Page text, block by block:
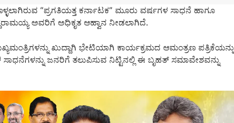
“ಪ್ರಗತಿಯತ್ತ ಕರ್ನಾಟಕ” ಮೂರು ವರ್ಷಗಳ ಸಾಧನೆ ಹಾಗೂ
ಅವರಿಗೆ ಅಧಿಕೃತ ಆಹ್ವಾನ ನೀಡಲಾಗಿದೆ.
ಖುದ್ದಾಗಿ ಭೇಟಿಯಾಗಿ ಕಾರ್ಯಕ್ರಮದ ಆಮಂತ್ರಣ ಪತ್ರಿಕೆಯನ್ನು
ಜನರಿಗೆ ತಲುಪಿಸುವ ನಿಟ್ಟಿನಲ್ಲಿ ಈ ಬೃಹತ್ ಸಮಾವೇಶವನ್ನು